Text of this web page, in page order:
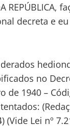
REPÚBLICA,
decreta e
no
de 1940 –
(Vide Lei nº